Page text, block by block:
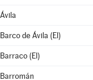
Ávila
Barco de Ávila (El)
Barraco (El)
Barromán